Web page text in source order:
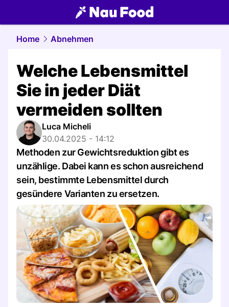
food.NAU.ch
Home Abnehmen
Welche Lebensmittel
Sie in jeder Diät
vermeiden sollten
Luca Micheli
30.04.2025 - 14:12
Methoden zur Gewichtsreduktion gibt es
unzählige. Dabei kann es schon ausreichend
sein, bestimmte Lebensmittel durch
gesündere Varianten zu ersetzen.